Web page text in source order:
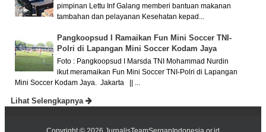
pimpinan Lettu Inf Galang memberi bantuan makanan
tambahan dan pelayanan Kesehatan kepad...
Pangkoopsud I Ramaikan Fun Mini Soccer TNI-
Polri di Lapangan Mini Soccer Kodam Jaya
Foto : Pangkoopsud I Marsda TNI Mohammad Nurdin
ikut meramaikan Fun Mini Soccer TNI-Polri di Lapangan
Mini Soccer Kodam Jaya. Jakarta || ...
Lihat Selengkapnya